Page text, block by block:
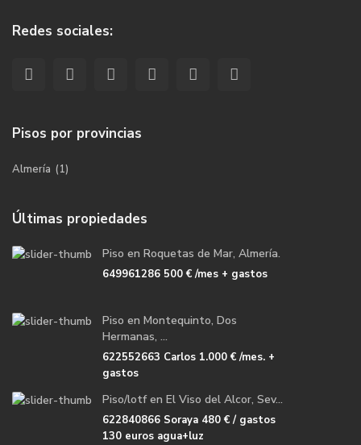
Redes sociales:
Pisos por provincias
Almería (1)
Últimas propiedades
Piso en Roquetas de Mar, Almería.
649961286 500 €/mes + gastos
Piso en Montequinto, Dos
Hermanas, ...
622552663 Carlos 1.000 €/mes. +
gastos
Piso/lotf en El Viso del Alcor, Sev...
622840866 Soraya 480 €/ gastos
130 euros agua+luz